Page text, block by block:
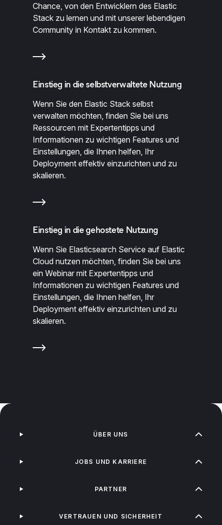
Chance, von den Entwicklern des Elastic
Stack zu lernen und mit unserer lebendigen
Community in Kontakt zu kommen.
Einstieg in die selbstverwaltete Nutzung
Wenn Sie den Elastic Stack selbst
verwalten möchten, finden Sie bei uns
Ressourcen mit Expertentipps und
Informationen zu wichtigen Features und
Einstellungen, die Ihnen helfen, Ihr
Deployment effektiv einzurichten und zu
skalieren.
Einstieg in die gehostete Nutzung
Wenn Sie Elasticsearch Service auf Elastic
Cloud nutzen möchten, finden Sie bei uns
ein Webinar mit Expertentipps und
Informationen zu wichtigen Features und
Einstellungen, die Ihnen helfen, Ihr
Deployment effektiv einzurichten und zu
skalieren.
ÜBER UNS
JOBS UND KARRIERE
PARTNER
VERTRAUEN UND SICHERHEIT